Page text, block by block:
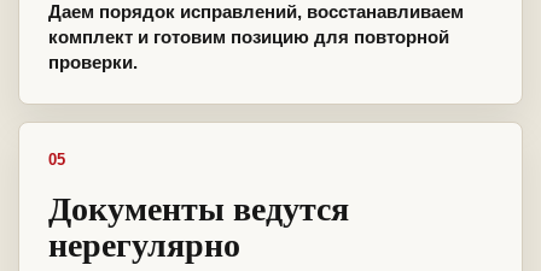
Даем порядок исправлений, восстанавливаем
комплект и готовим позицию для повторной
проверки.
05
Документы ведутся
нерегулярно